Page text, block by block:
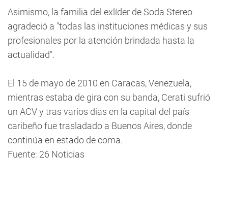
Asimismo, la familia del exlíder de Soda Stereo
agradeció a "todas las instituciones médicas y sus
profesionales por la atención brindada hasta la
actualidad".
El 15 de mayo de 2010 en Caracas, Venezuela,
mientras estaba de gira con su banda, Cerati sufrió
un ACV y tras varios días en la capital del país
caribeño fue trasladado a Buenos Aires, donde
continúa en estado de coma.
Fuente: 26 Noticias